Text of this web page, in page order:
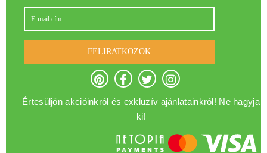
FELIRATKOZOK
Értesüljön akcióinkról és exkluzív ajánlatainkról! Ne hagyja
ki!